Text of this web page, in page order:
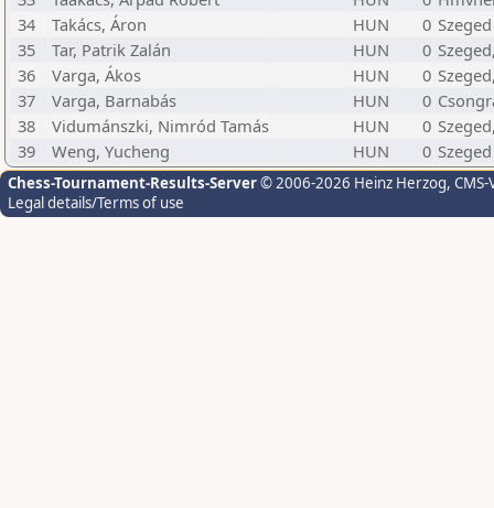
34
Takács, Áron HUN 0
35
Tar, Patrik Zalán HUN 0
36
Varga, Ákos HUN 0
37
Varga, Barnabás HUN 0
38
Vidumánszki, Nimród Tamás HUN 0
39
Weng, Yucheng HUN 0
Chess-Tournament-Results-Server© 2006-2026 Heinz Herzog,
Legal details/Terms of use